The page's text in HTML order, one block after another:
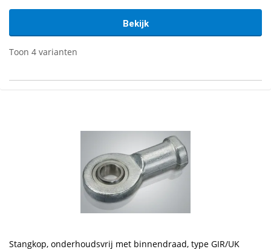
Bekijk
Toon 4 varianten
Stangkop, onderhoudsvrij met binnendraad, type GIR/UK